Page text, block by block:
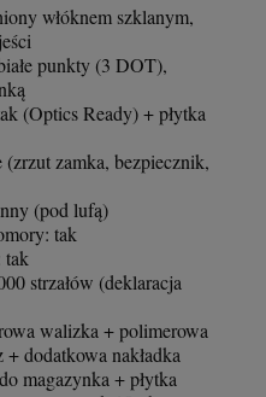
włóknem szklanym,
punkty (3 DOT),
(Optics Ready) + płytka
zamka, bezpiecznik,
(pod lufą)
tak
strzałów (deklaracja
walizka + polimerowa
dodatkowa nakładka
magazynka + płytka